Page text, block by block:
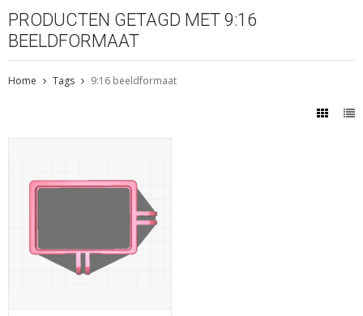
PRODUCTEN GETAGD MET 9:16
BEELDFORMAAT
Home Tags 9:16 beeldformaat